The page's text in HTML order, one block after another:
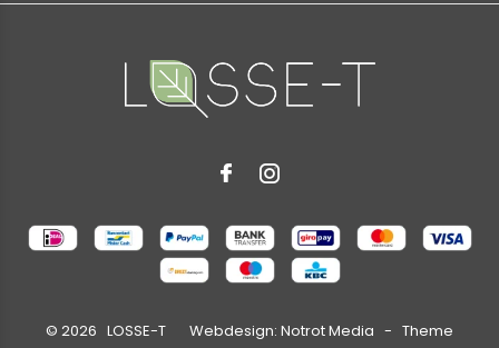
© 2026 LOSSE-T Webdesign: Notrot Media - Theme